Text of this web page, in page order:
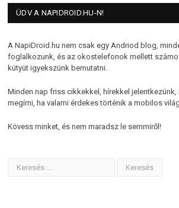
ÜDV A NAPIDROID.HU-N!
A NapiDroid.hu nem csak egy Andriod blog,
foglalkozunk, és az okostelefonok mellett
kütyüt igyekszünk bemutatni.
Minden nap friss cikkekkel, hírekkel
megírni, ha valami érdekes történik a mobilos
Kövess minket, és nem maradsz le semmiről!